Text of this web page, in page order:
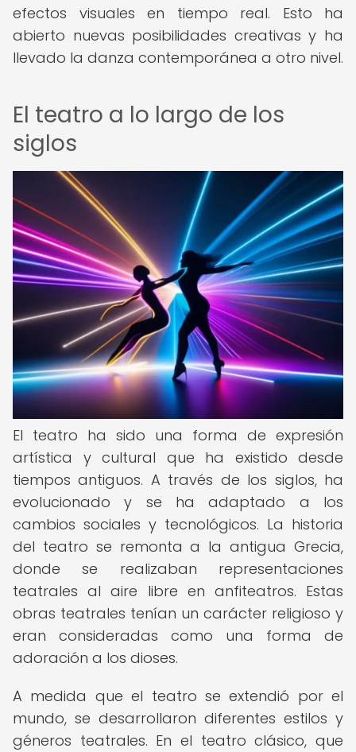
efectos visuales en tiempo real. Esto ha
abierto nuevas posibilidades creativas y ha
llevado la danza contemporánea a otro nivel.
El teatro a lo largo de los
siglos
El teatro ha sido una forma de expresión
artística y cultural que ha existido desde
tiempos antiguos. A través de los siglos, ha
evolucionado y se ha adaptado a los
cambios sociales y tecnológicos. La historia
del teatro se remonta a la antigua Grecia,
donde se realizaban representaciones
teatrales al aire libre en anfiteatros. Estas
obras teatrales tenían un carácter religioso y
eran consideradas como una forma de
adoración a los dioses.
A medida que el teatro se extendió por el
mundo, se desarrollaron diferentes estilos y
géneros teatrales. En el teatro clásico, que